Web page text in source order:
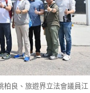
柏良、旅遊界立法會議員江